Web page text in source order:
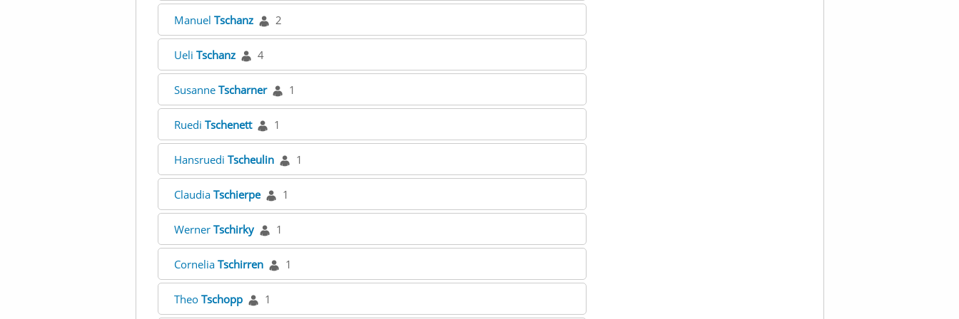
Manuel Tschanz 2
Ueli Tschanz 4
Susanne Tscharner 1
Ruedi Tschenett 1
Hansruedi Tscheulin 1
Claudia Tschierpe 1
Werner Tschirky 1
Cornelia Tschirren 1
Theo Tschopp 1